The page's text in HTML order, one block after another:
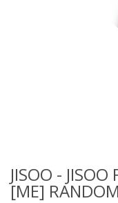
JISOO -
[ME]